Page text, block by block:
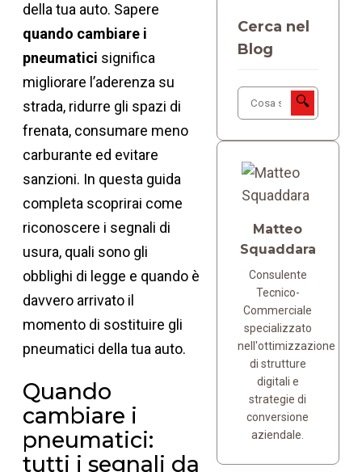
della tua auto. Sapere
quando cambiare i
pneumatici significa
migliorare l’aderenza su
strada, ridurre gli spazi di
frenata, consumare meno
carburante ed evitare
sanzioni. In questa guida
completa scoprirai come
riconoscere i segnali di
usura, quali sono gli
obblighi di legge e quando è
davvero arrivato il
momento di sostituire gli
pneumatici della tua auto.
Quando
cambiare i
pneumatici:
tutti i segnali da
Cerca nel
Blog
🔍
Matteo
Squaddara
Consulente
Tecnico-
Commerciale
specializzato
nell'ottimizzazione
di strutture
digitali e
strategie di
conversione
aziendale.